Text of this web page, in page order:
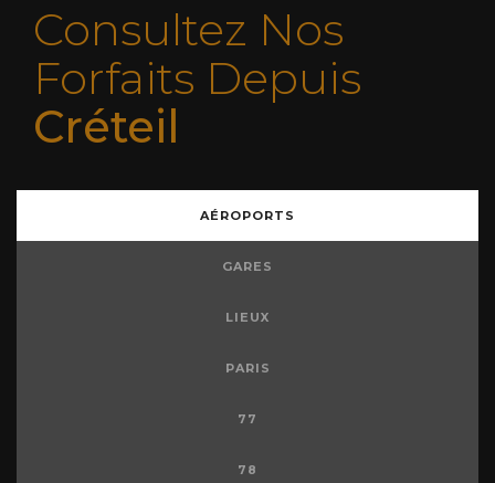
Consultez Nos
Forfaits Depuis
Créteil
AÉROPORTS
GARES
LIEUX
PARIS
77
78